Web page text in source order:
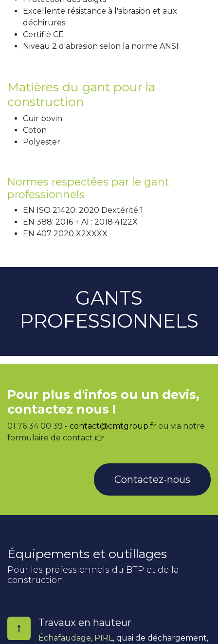
Excellente résistance à l'abrasion et aux
déchirures
Certifié CE
Niveau 2 d'abrasion selon la norme ANSI
Matières du gant pour la
construction
Cuir bovin
Coton
Polyester
Normes respectées par le gant
professionnels
EN ISO 21420: 2020 Dextérité 1
EN 388: 2016 + A1 : 2018 4122X
EN 407 2020 X2XXXX
GANTS
PROFESSIONNELS
Pour plus d'infos ou un devis,
contactez nous !
01 76 34 00 39 - contact@cmtgroup.fr ou via notre
formulaire de contact 👉
Contactez-nous
Équipements et outillages
Pour les professionnels du BTP et de la
construction
Travaux en hauteur
Échafaudage, PIRL , quai de déchargement,